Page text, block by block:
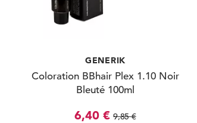
GENERIK
Coloration BBhair Plex 1.10 Noir
Bleuté 100ml
6,40 € 9,85 €